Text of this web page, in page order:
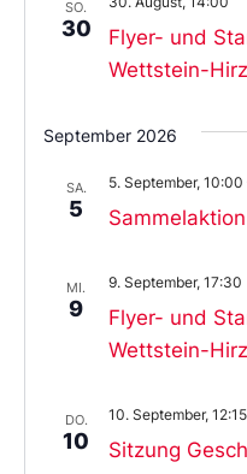
SO.
30
Flyer- und
Wettstein-
September 2026
SA.
5
5. September, 10:00
MI.
9
Flyer- und
Wettstein-
9. September, 17:30
DO.
10 Sitzung
10. September, 12:15